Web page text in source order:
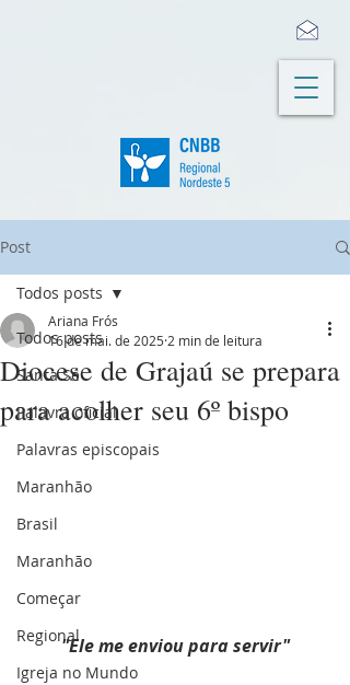
Post
Todos posts
Santa Sé
Palavra oficial
Palavras episcopais
Maranhão
Brasil
Maranhão
Começar
Regional
Igreja no Mundo
Todos posts
Diocese de Grajaú se prepara
para acolher seu 6º bispo
Ariana Frós
16 de mai. de 2025 2 min de leitura
"Ele me enviou para servir"